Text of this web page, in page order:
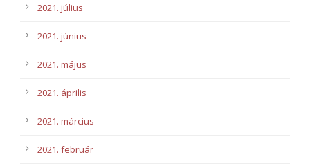
2021. július
2021. június
2021. május
2021. április
2021. március
2021. február